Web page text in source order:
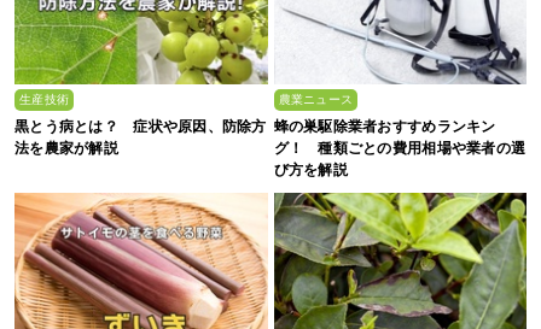
生産技術
黒とう病とは？ 症状や原因、防除方
法を農家が解説
農業ニュース
蜂の巣駆除業者おすすめランキン
グ！ 種類ごとの費用相場や業者の選
び方を解説